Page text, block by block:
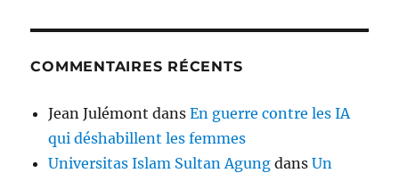
COMMENTAIRES RÉCENTS
Jean Julémont dansEn guerre contre les IA
qui déshabillent les femmes
Universitas Islam Sultan Agung dansUn